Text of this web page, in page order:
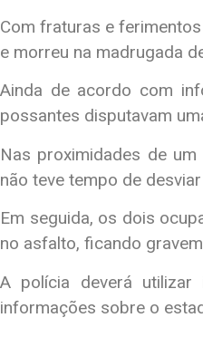
Com fraturas e
e morreu na madrugada
Ainda de acordo com
possantes disputavam
Nas proximidades de
não teve tempo de
Em seguida, os dois
no asfalto, ficando
A polícia deverá utilizar
informações sobre o